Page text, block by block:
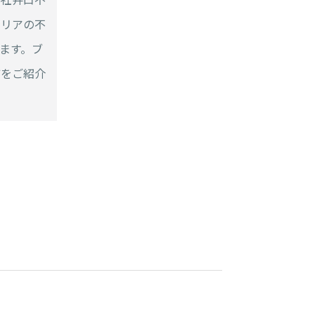
アの不
す。ブ
ご紹介